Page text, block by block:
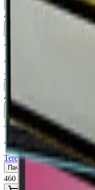
Блок×10
460 ₽
18+
Армения (AM)
Terea Turquoise AM
460 ₽
В корзину
18+ Мне исполнилось 18 лет
Армения (AM)
Terea Yellow AM
Пачка Блок×10
460 ₽